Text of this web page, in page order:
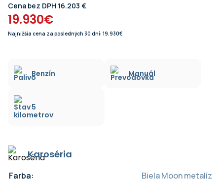
Cena bez DPH 16.203 €
19.930€
Najnižšia cena za posledných 30 dní: 19.930€
Benzín Manuál
5
Karoséria
Farba:
Biela Moon metalíz